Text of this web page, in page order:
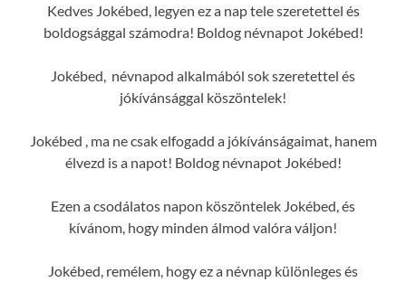
Kedves Jokébed, legyen ez a nap tele szeretettel és
boldogsággal számodra! Boldog névnapot Jokébed!
Jokébed, névnapod alkalmából sok szeretettel és
jókívánsággal köszöntelek!
Jokébed , ma ne csak elfogadd a jókívánságaimat, hanem
élvezd is a napot! Boldog névnapot Jokébed!
Ezen a csodálatos napon köszöntelek Jokébed, és
kívánom, hogy minden álmod valóra váljon!
Jokébed, remélem, hogy ez a névnap különleges és